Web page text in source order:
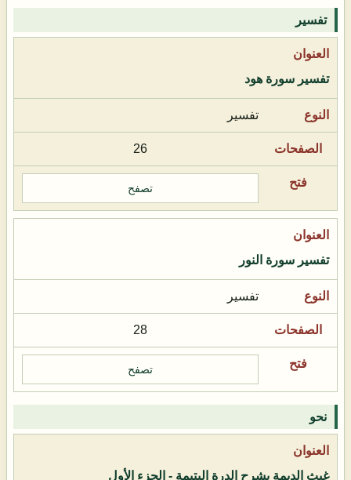
تفسير
تفسير سورة هود
تفسير
26
تصفح
تفسير سورة النور
تفسير
28
تصفح
نحو
غيث الديمة بشرح الدرة اليتيمة - الجزء الأول